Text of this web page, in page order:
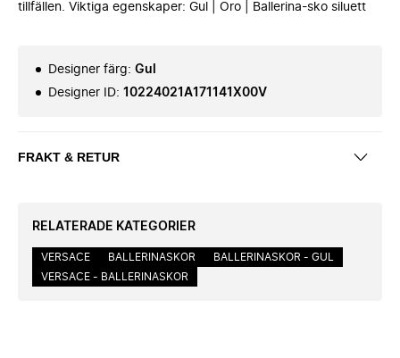
tillfällen. Viktiga egenskaper: Gul | Oro | Ballerina-sko siluett
Designer färg: Gul
Designer ID: 10224021A171141X00V
FRAKT & RETUR
RELATERADE KATEGORIER
VERSACE BALLERINASKOR
BALLERINASKOR - GUL
VERSACE - BALLERINASKOR